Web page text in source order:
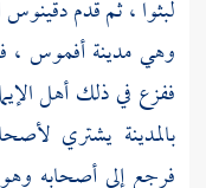
لبثوا ، ثم قدمدقينوس
وهي مدينةأفموس ،
ففزع في ذلك أهل
بالمدينة يشتري
فرجع إلى أصحابه